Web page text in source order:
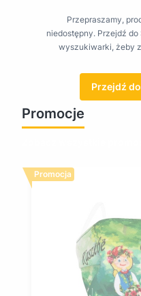
Przepraszamy,
niedostępny. Przejdź
wyszukiwarki, żeby
Przejdź
Promocje
Promocja